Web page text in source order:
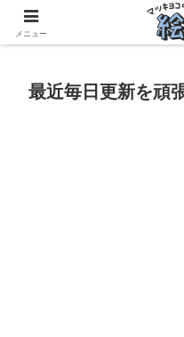
滋賀に移住した50代元
最近毎日更新を頑
メニュー